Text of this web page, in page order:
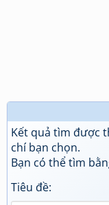
Kết quả tìm được
chí bạn chọn.
Bạn có thể tìm
Tiêu đề: